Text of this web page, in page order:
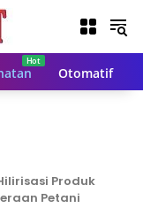
Otomatif
Produk
Petani